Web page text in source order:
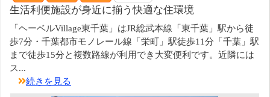
生活利便施設が身近に揃う快適な住環境
「ヘーベルVillage東千葉」はJR総武本線「東千葉」駅から徒
歩7分・千葉都市モノレール線「栄町」駅徒歩11分「千葉」駅
まで徒歩15分と複数路線が利用でき大変便利です。近隣には
ス...
続きを見る